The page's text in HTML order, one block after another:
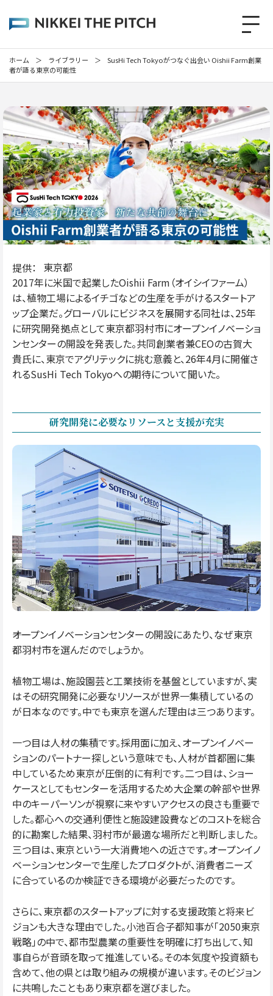
ホーム ＞ ライブラリー ＞
SusHi Tech Tokyoがつなぐ出会い Oishii Farm創業
者が語る東京の可能性
提供： 東京都
2017年に米国で起業したOishii Farm（オイシイファーム）
は、植物工場によるイチゴなどの生産を手がけるスタートア
ップ企業だ。グローバルにビジネスを展開する同社は、25年
に研究開発拠点として東京都羽村市にオープンイノベーショ
ンセンターの開設を発表した。共同創業者兼CEOの古賀大
貴氏に、東京でアグリテックに挑む意義と、26年4月に開催さ
れるSusHi Tech Tokyoへの期待について聞いた。
研究開発に必要なリソースと支援が充実
――オープンイノベーションセンターの開設にあたり、なぜ東京
都羽村市を選んだのでしょうか。
植物工場は、施設園芸と工業技術を基盤としていますが、実
はその研究開発に必要なリソースが世界一集積しているの
が日本なのです。中でも東京を選んだ理由は三つあります。
一つ目は人材の集積です。採用面に加え、オープンイノベー
ションのパートナー探しという意味でも、人材が首都圏に集
中しているため東京が圧倒的に有利です。二つ目は、ショー
ケースとしてもセンターを活用するため大企業の幹部や世界
中のキーパーソンが視察に来やすいアクセスの良さも重要で
した。都心への交通利便性と施設建設費などのコストを総合
的に勘案した結果、羽村市が最適な場所だと判断しました。
三つ目は、東京という一大消費地への近さです。オープンイノ
ベーションセンターで生産したプロダクトが、消費者ニーズ
に合っているのか検証できる環境が必要だったのです。
さらに、東京都のスタートアップに対する支援政策と将来ビ
ジョンも大きな理由でした。小池百合子都知事が「2050東京
戦略」の中で、都市型農業の重要性を明確に打ち出して、知
事自らが音頭を取って推進している。その本気度や投資額も
含めて、他の県とは取り組みの規模が違います。そのビジョン
に共鳴したこともあり東京都を選びました。